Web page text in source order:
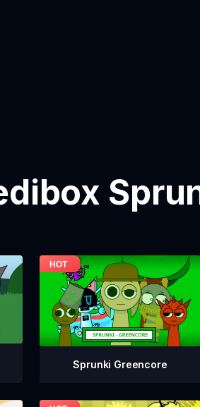
Sprunki Greencore